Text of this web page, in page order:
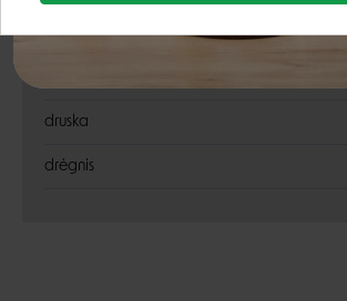
angliavandeniai (jų sudėlyje cukraus - 1,31 g)
druska
drėgnis
Rašyti atsiliepimą